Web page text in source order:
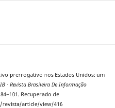
prerrogativo nos Estados Unidos: um
- Revista Brasileira De Informação
Recuperado de
revista/article/view/416